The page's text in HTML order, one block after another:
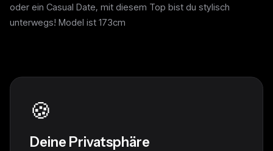
oder ein Casual Date, mit diesem Top bist du stylisch
unterwegs! Model ist 173cm
🍪
Deine Privatsphäre